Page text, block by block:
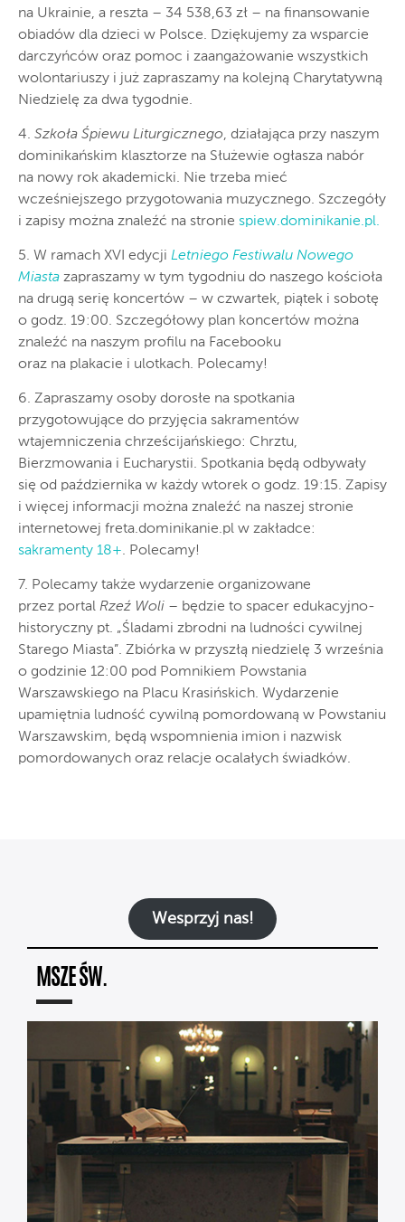
na Ukrainie, a reszta – 34 538,63 zł – na finansowanie
obiadów dla dzieci w Polsce. Dziękujemy za wsparcie
darczyńców oraz pomoc i zaangażowanie wszystkich
wolontariuszy i już zapraszamy na kolejną Charytatywną
Niedzielę za dwa tygodnie.
4. Szkoła Śpiewu Liturgicznego, działająca przy naszym
dominikańskim klasztorze na Służewie ogłasza nabór
na nowy rok akademicki. Nie trzeba mieć
wcześniejszego przygotowania muzycznego. Szczegóły
i zapisy można znaleźć na stronie spiew.dominikanie.pl.
5. W ramach XVI edycji Letniego Festiwalu Nowego
Miasta zapraszamy w tym tygodniu do naszego kościoła
na drugą serię koncertów – w czwartek, piątek i sobotę
o godz. 19:00. Szczegółowy plan koncertów można
znaleźć na naszym profilu na Facebooku
oraz na plakacie i ulotkach. Polecamy!
6. Zapraszamy osoby dorosłe na spotkania
przygotowujące do przyjęcia sakramentów
wtajemniczenia chrześcijańskiego: Chrztu,
Bierzmowania i Eucharystii. Spotkania będą odbywały
się od października w każdy wtorek o godz. 19:15. Zapisy
i więcej informacji można znaleźć na naszej stronie
internetowej freta.dominikanie.pl w zakładce:
sakramenty 18+. Polecamy!
7. Polecamy także wydarzenie organizowane
przez portal Rzeź Woli – będzie to spacer edukacyjno-
historyczny pt. „Śladami zbrodni na ludności cywilnej
Starego Miasta”. Zbiórka w przyszłą niedzielę 3 września
o godzinie 12:00 pod Pomnikiem Powstania
Warszawskiego na Placu Krasińskich. Wydarzenie
upamiętnia ludność cywilną pomordowaną w Powstaniu
Warszawskim, będą wspomnienia imion i nazwisk
pomordowanych oraz relacje ocalałych świadków.
Wesprzyj nas!
MSZE ŚW.